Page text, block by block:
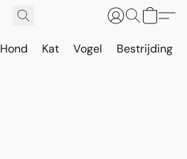
Hond Kat Vogel Bestrijding